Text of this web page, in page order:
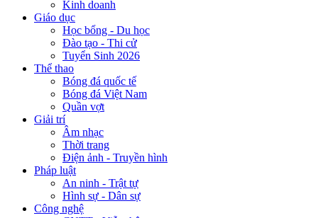
Kinh doanh
Giáo dục
Học bổng - Du học
Đào tạo - Thi cử
Tuyển Sinh 2026
Thể thao
Bóng đá quốc tế
Bóng đá Việt Nam
Quần vợt
Giải trí
Âm nhạc
Thời trang
Điện ảnh - Truyền hình
Pháp luật
An ninh - Trật tự
Hình sự - Dân sự
Công nghệ